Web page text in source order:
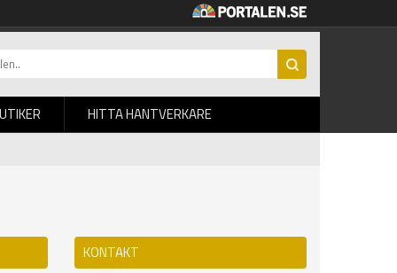
HITTA HANTVERKARE
KONTAKT